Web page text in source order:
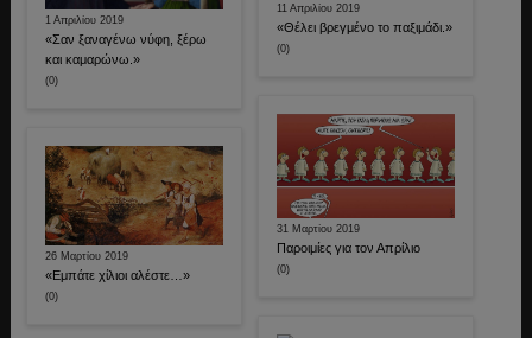
1 Απριλίου 2019
«Σαν ξαναγένω νύφη, ξέρω
και καμαρώνω.»
(0)
26 Μαρτίου 2019
«Εμπάτε χίλιοι αλέστε…»
(0)
11 Απριλίου 2019
«Θέλει βρεγμένο το παξιμάδι.»
(0)
31 Μαρτίου 2019
Παροιμίες για τον Απρίλιο
(0)